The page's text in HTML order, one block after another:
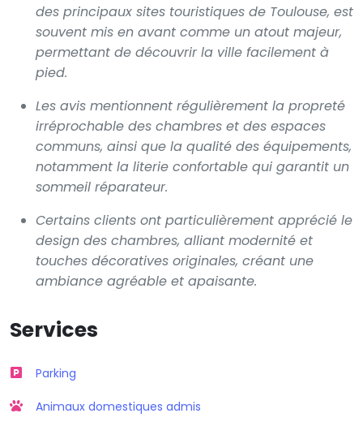
des principaux sites touristiques de Toulouse, est
souvent mis en avant comme un atout majeur,
permettant de découvrir la ville facilement à
pied.
Les avis mentionnent régulièrement la propreté
irréprochable des chambres et des espaces
communs, ainsi que la qualité des équipements,
notamment la literie confortable qui garantit un
sommeil réparateur.
Certains clients ont particulièrement apprécié le
design des chambres, alliant modernité et
touches décoratives originales, créant une
ambiance agréable et apaisante.
Services
Parking
Animaux domestiques admis